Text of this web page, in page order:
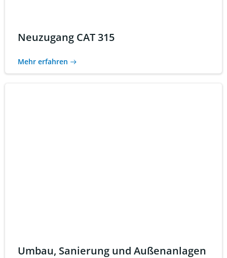
Neuzugang CAT 315
Mehr erfahren
Umbau, Sanierung und Außenanlagen